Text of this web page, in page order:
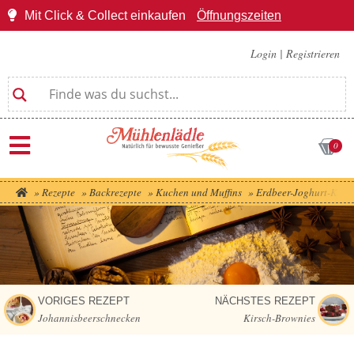
Mit Click & Collect einkaufen Öffnungszeiten
Login | Registrieren
0
» Rezepte » Backrezepte » Kuchen und Muffins » Erdbeer-Joghurt-
VORIGES REZEPT
Johannisbeerschnecken
NÄCHSTES REZEPT
Kirsch-Brownies